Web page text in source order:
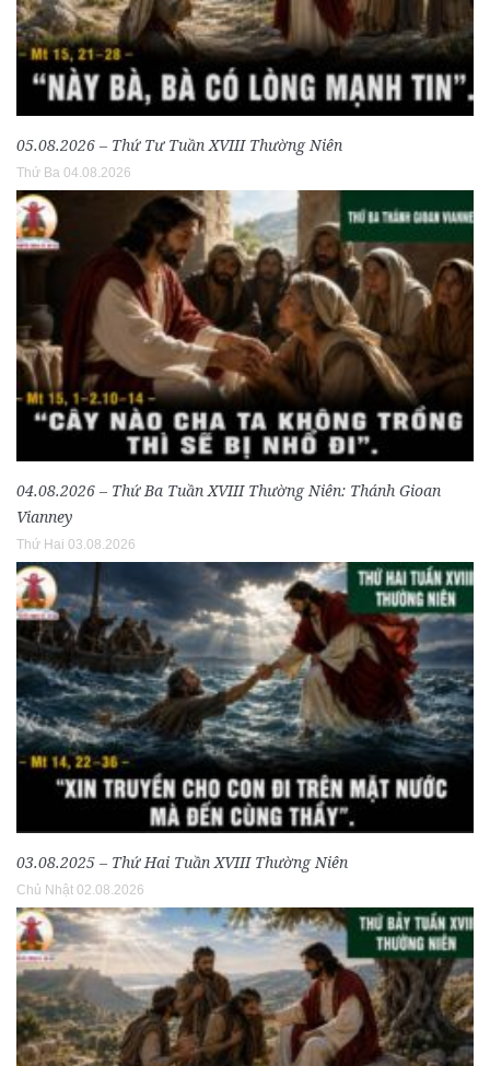
05.08.2026 – Thứ Tư Tuần XVIII Thường Niên
Thứ Ba 04.08.2026
04.08.2026 – Thứ Ba Tuần XVIII Thường Niên: Thánh Gioan
Vianney
Thứ Hai 03.08.2026
03.08.2025 – Thứ Hai Tuần XVIII Thường Niên
Chủ Nhật 02.08.2026